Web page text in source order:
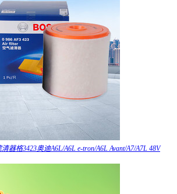
器格3423奥迪A6L/A6L e-tron/A6L Avant/A7/A7L 48V